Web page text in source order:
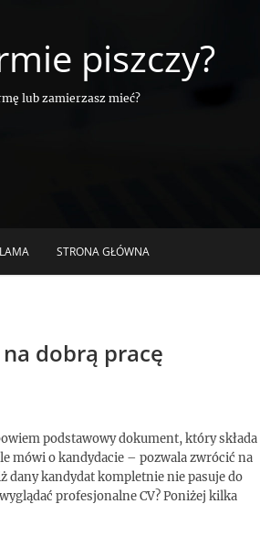
piszczy?
lub zamierzasz mieć?
STRONA GŁÓWNA
dobrą pracę
podstawowy dokument, który składa
mówi o kandydacie – pozwala zwrócić na
dany kandydat kompletnie nie pasuje do
profesjonalne CV? Poniżej kilka